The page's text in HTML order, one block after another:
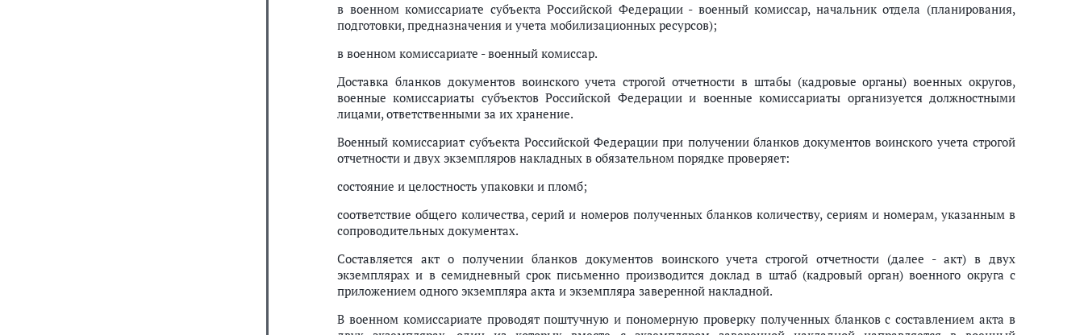
в военном комиссариате субъекта Российской Федерации - военный комиссар, начальник отдела (планирования,
подготовки, предназначения и учета мобилизационных ресурсов);
в военном комиссариате - военный комиссар.
Доставка бланков документов воинского учета строгой отчетности в штабы (кадровые органы) военных округов,
военные комиссариаты субъектов Российской Федерации и военные комиссариаты организуется должностными
лицами, ответственными за их хранение.
Военный комиссариат субъекта Российской Федерации при получении бланков документов воинского учета строгой
отчетности и двух экземпляров накладных в обязательном порядке проверяет:
состояние и целостность упаковки и пломб;
соответствие общего количества, серий и номеров полученных бланков количеству, сериям и номерам, указанным в
сопроводительных документах.
Составляется акт о получении бланков документов воинского учета строгой отчетности (далее - акт) в двух
экземплярах и в семидневный срок письменно производится доклад в штаб (кадровый орган) военного округа с
приложением одного экземпляра акта и экземпляра заверенной накладной.
В военном комиссариате проводят поштучную и пономерную проверку полученных бланков с составлением акта в